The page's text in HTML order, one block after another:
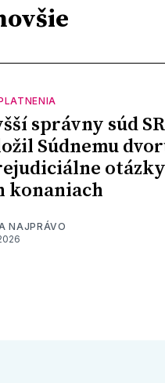
správny súd SR
Súdnemu
konaniach
NAJPRÁVO